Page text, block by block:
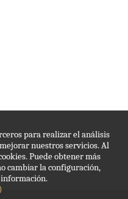
para realizar el análisis
nuestros servicios. Al
Puede obtener más
cambiar la configuración,